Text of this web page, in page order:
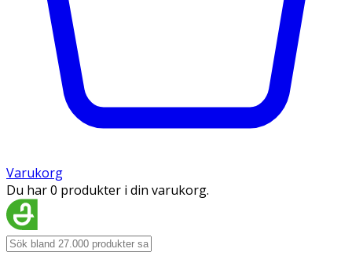
Varukorg
Du har 0 produkter i din varukorg.